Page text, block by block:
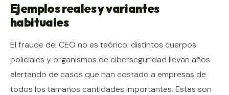
Ejemplos reales y variantes
habituales
El fraude del CEO no es teórico: distintos cuerpos
policiales y organismos de ciberseguridad llevan años
alertando de casos que han costado a empresas de
todos los tamaños cantidades importantes. Estas son